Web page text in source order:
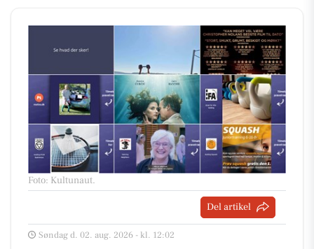
Foto: Kultunaut.
Del artikel
Søndag d. 02. aug. 2026 - kl. 12:02